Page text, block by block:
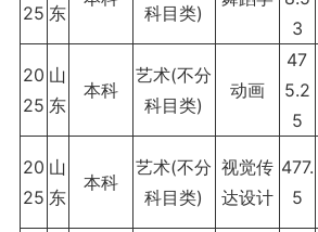
25 东
科目类)
3
20
25
山
东
本科
艺术(不分
科目类)
动画
47
5.2
5
20
25
山
东
本科
艺术(不分
科目类)
视觉传
达设计
477.
5